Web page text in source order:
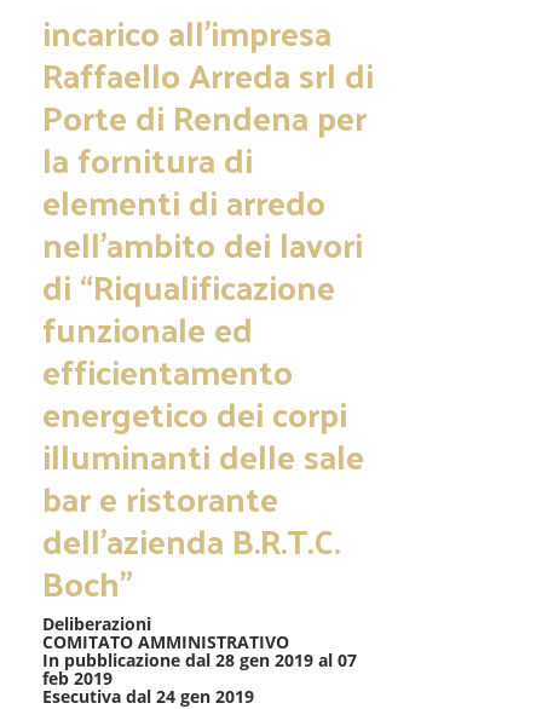
incarico all’impresa
Raffaello Arreda srl di
Porte di Rendena per
la fornitura di
elementi di arredo
nell’ambito dei lavori
di “Riqualificazione
funzionale ed
efficientamento
energetico dei corpi
illuminanti delle sale
bar e ristorante
dell’azienda B.R.T.C.
Boch”
Deliberazioni
COMITATO AMMINISTRATIVO
In pubblicazione dal 28 gen 2019 al 07
feb 2019
Esecutiva dal 24 gen 2019